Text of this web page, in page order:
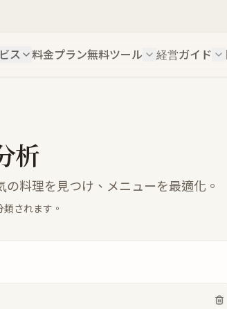
ス 料金プラン無料ツール 経営ガイド
析
料理を見つけ、メニューを最適化。
されます。